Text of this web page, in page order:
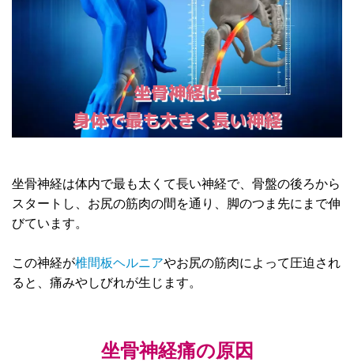
坐骨神経は
身体で最も大きく長い神経
坐骨神経は体内で最も太くて長い神経で、骨盤の後ろから
スタートし、お尻の筋肉の間を通り、脚のつま先にまで伸
びています。
この神経が椎間板ヘルニアやお尻の筋肉によって圧迫され
ると、痛みやしびれが生じます。
坐骨神経痛の原因